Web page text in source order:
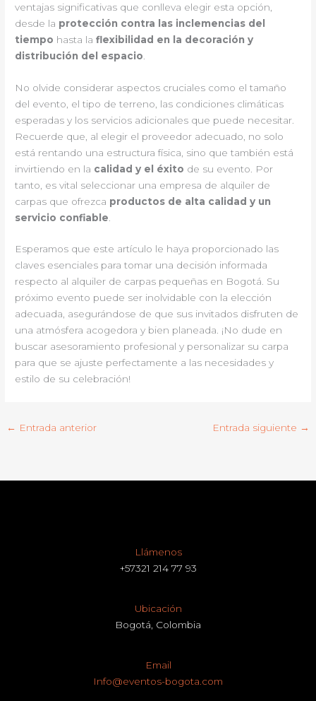
ventajas significativas que conlleva elegir esta opción,
desde la protección contra las inclemencias del
tiempo hasta laflexibilidad en la decoración y
distribución del espacio
No olvide considerar aspectos cruciales como el tamaño
del evento, el tipo de terreno, las condiciones climáticas
esperadas y los servicios adicionales que puede necesitar.
Recuerde que, al elegir el proveedor adecuado, no solo
está rentando una estructura física, sino que también está
invirtiendo en la calidad y el éxito de su evento. Por
tanto, es vital seleccionar una empresa de alquiler de
carpas que ofrezca productos de alta calidad y un
servicio confiable
Esperamos que este artículo le haya proporcionado las
claves esenciales para tomar una decisión informada
respecto al alquiler de carpas pequeñas en Bogotá. Su
próximo evento puede ser inolvidable con la elección
adecuada, asegurándose de que sus invitados disfruten de
una atmósfera acogedora y bien planeada. ¡No dude en
buscar asesoramiento profesional y personalizar su carpa
para que se ajuste perfectamente a las necesidades y
estilo de su celebración!
← Entrada anterior Entrada siguiente →
Llámenos
+57321 214 77 93
Ubicación
Bogotá, Colombia
Email
Info@eventos-bogota.com